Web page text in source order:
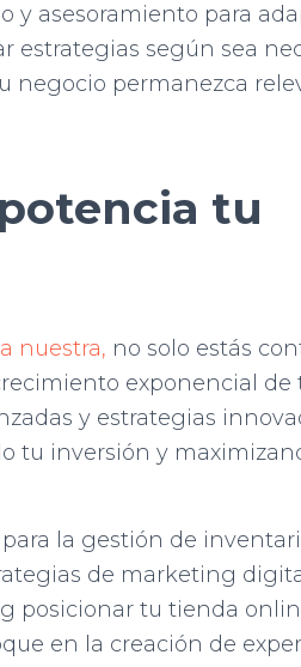
y asesoramiento para
según sea
negocio permanezca
tu
nuestra, no solo estás
exponencial de
y estrategias
tu inversión y
la gestión de
de marketing
posicionar tu tienda
en la creación de